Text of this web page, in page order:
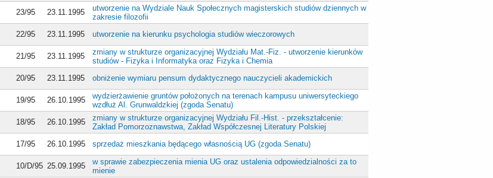
23/95 23.11.1995
utworzenie na Wydziale Nauk Społecznych magisterskich studiów dziennych w
zakresie filozofii
22/95 23.11.1995
utworzenie na kierunku psychologia studiów wieczorowych
21/95 23.11.1995
zmiany w strukturze organizacyjnej Wydziału Mat.-Fiz. - utworzenie kierunków
studiów - Fizyka i Informatyka oraz Fizyka i Chemia
20/95 23.11.1995
obniżenie wymiaru pensum dydaktycznego nauczycieli akademickich
19/95 26.10.1995
wydzierżawienie gruntów położonych na terenach kampusu uniwersyteckiego
wzdłuż Al. Grunwaldzkiej (zgoda Senatu)
18/95 26.10.1995
zmiany w strukturze organizacyjnej Wydziału Fil.-Hist. - przekształcenie:
Zakład Pomorzoznawstwa, Zakład Współczesnej Literatury Polskiej
17/95 26.10.1995
sprzedaż mieszkania będącego własnością UG (zgoda Senatu)
10/D/95 25.09.1995
w sprawie zabezpieczenia mienia UG oraz ustalenia odpowiedzialności za to
mienie